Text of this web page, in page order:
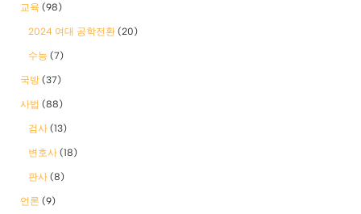
교육 (98)
2024 여대 공학전환 (20)
수능 (7)
국방 (37)
사법 (88)
검사 (13)
변호사 (18)
판사 (8)
언론 (9)